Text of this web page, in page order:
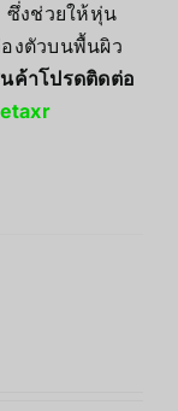
ซึ่งช่วยให้หุ่น
งตัวบนพื้นผิว
ค้าโปรดติดต่อ